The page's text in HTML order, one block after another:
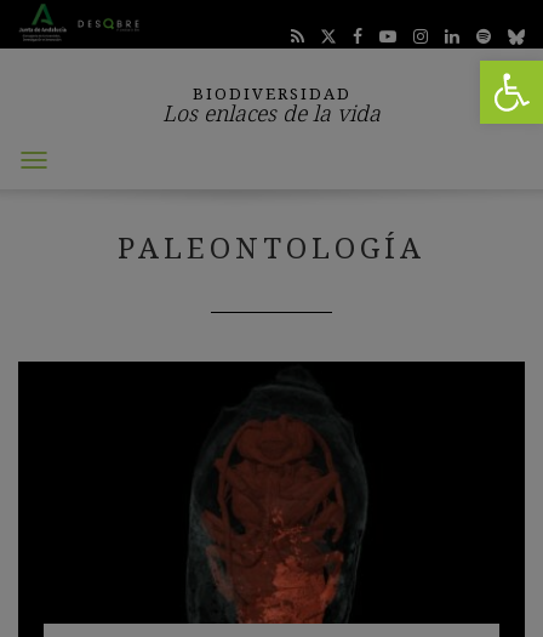
Abrir
BIODIVERSIDAD
Los enlaces de la vida
Abrir
PALEONTOLOGÍA